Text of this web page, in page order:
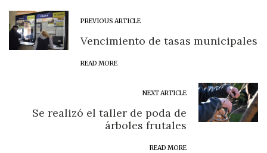
PREVIOUS ARTICLE
Vencimiento de tasas municipales
READ MORE
NEXT ARTICLE
Se realizó el taller de poda de
árboles frutales
READ MORE